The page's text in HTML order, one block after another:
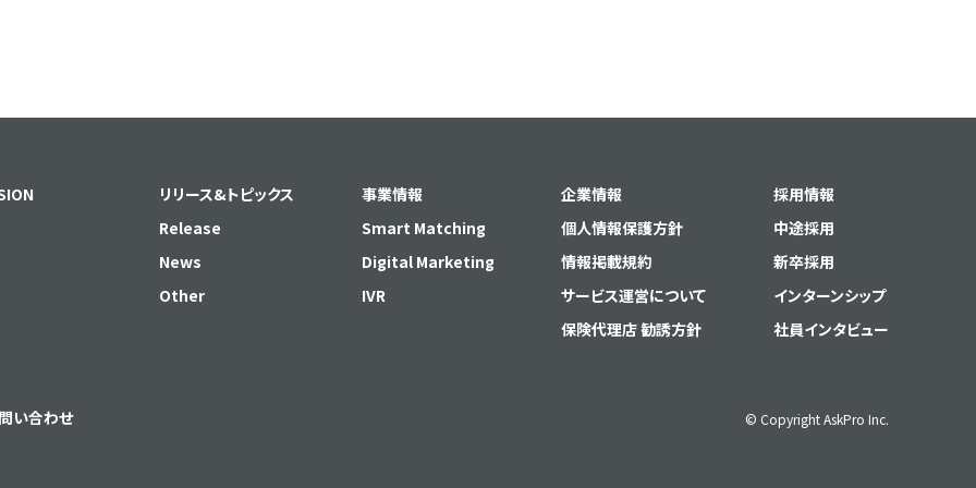
リリース&トピックス
Release
News
Other
事業情報
Smart Matching
Digital Marketing
IVR
企業情報
個人情報保護方針
情報掲載規約
サービス運営について
保険代理店 勧誘方針
採用情報
中途採用
新卒採用
インターンシップ
社員インタビュー
い合わせ © Copyright AskPro Inc.